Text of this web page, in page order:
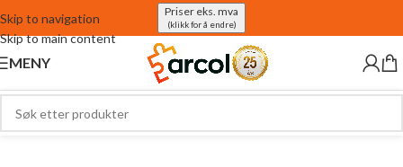
Skip to navigation
Skip to main content
Priser eks. mva
(klikk for å endre)
MENY